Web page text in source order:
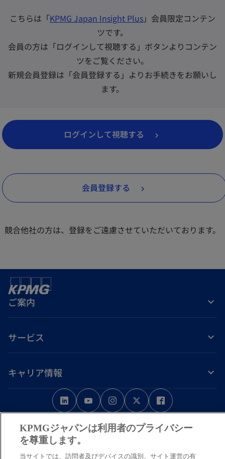
こちらは「KPMG Japan Insight Plus」会員限定コンテン
ツです。
会員の方は「ログインして視聴する」ボタンよりコンテン
ツをご覧ください。
新規会員登録は「会員登録する」よりお手続きをお願いし
ます。
ログインして視聴する
し
タ
で
く
会員登録する
競合他社の方は、登録をご遠慮させていただいております。
ご案内
サービス
キャリア情報
新
し
い
タ
ブ
新
し
い
ブ
新
し
い
ブ
新
し
い
ブ
新
し
い
ブ
© 2026 KPMG AZSA LLC, a limited liability audit corporation
incorporated under the Japanese Certified Public Accountants Law and
KPMGジャパンは利用者のプライバシー
を尊重します。
当サイトでは、訪問者及びデバイスの識別、サイト運営の有